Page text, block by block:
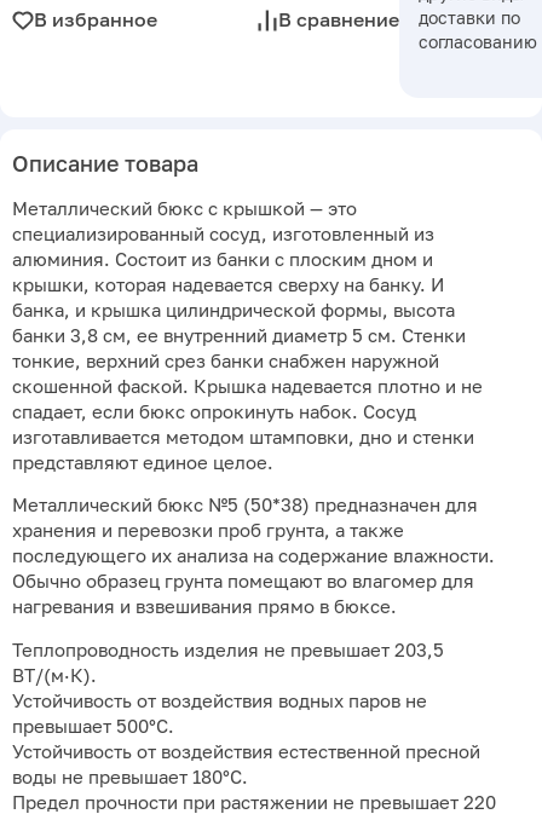
В избранное В сравнение
доставки по
согласованию
Описание товара
Металлический бюкс с крышкой — это
специализированный сосуд, изготовленный из
алюминия. Состоит из банки с плоским дном и
крышки, которая надевается сверху на банку. И
банка, и крышка цилиндрической формы, высота
банки 3,8 см, ее внутренний диаметр 5 см. Стенки
тонкие, верхний срез банки снабжен наружной
скошенной фаской. Крышка надевается плотно и не
спадает, если бюкс опрокинуть набок. Сосуд
изготавливается методом штамповки, дно и стенки
представляют единое целое.
Металлический бюкс №5 (50*38) предназначен для
хранения и перевозки проб грунта, а также
последующего их анализа на содержание влажности.
Обычно образец грунта помещают во влагомер для
нагревания и взвешивания прямо в бюксе.
Теплопроводность изделия не превышает 203,5
ВТ/(м·К).
Устойчивость от воздействия водных паров не
превышает 500°C.
Устойчивость от воздействия естественной пресной
воды не превышает 180°C.
Предел прочности при растяжении не превышает 220